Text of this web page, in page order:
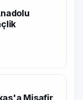
Misafir